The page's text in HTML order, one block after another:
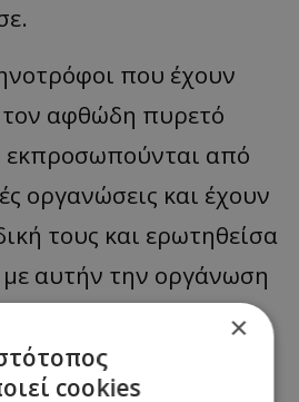
που έχουν
αφθώδη πυρετό
εκπροσωπούνται από
οργανώσεις και έχουν
τους και ερωτηθείσα
αυτήν την οργάνωση
Επιτροπή, η
ότι η «Φωνή των
δραστηριοποιηθεί
×
cookies